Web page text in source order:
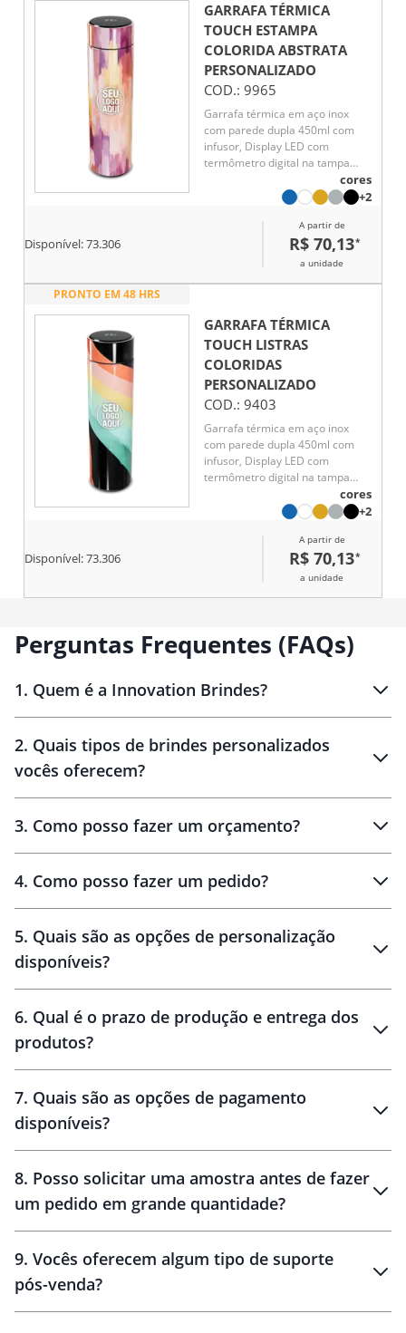
GARRAFA TÉRMICA
TOUCH ESTAMPA
COLORIDA ABSTRATA
PERSONALIZADO
COD.: 9965
Garrafa térmica em aço inox
com parede dupla 450ml com
infusor, Display LED com
termômetro digital na tampa
para indicar a temperatura do
líquido, Conserva líquido quente
cores
+2
Disponível:73.306
A partir de
R$ 70,13*
a unidade
PRONTO EM 48 HRS
GARRAFA TÉRMICA
TOUCH LISTRAS
COLORIDAS
PERSONALIZADO
COD.: 9403
Garrafa térmica em aço inox
com parede dupla 450ml com
infusor, Display LED com
termômetro digital na tampa
para indicar a temperatura do
líquido, Conserva líquido quente
cores
+2
Disponível:73.306
A partir de
R$ 70,13*
a unidade
Perguntas Frequentes (FAQs)
1. Quem é a Innovation Brindes?
Brindes personalizados
2. Quais tipos de brindes personalizados
vocês oferecem?
personalizados
3. Como posso fazer um orçamento?
brinde
personalização
4. Como posso fazer um pedido?
amostra virtual
5. Quais são as opções de personalização
disponíveis?
6. Qual é o prazo de produção e entrega dos
produtos?
10 dias
brinde
48 horas
7. Quais são as opções de pagamento
disponíveis?
8. Posso solicitar uma amostra antes de fazer
um pedido em grande quantidade?
9. Vocês oferecem algum tipo de suporte
pós-venda?